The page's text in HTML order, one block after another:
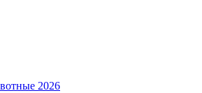
2026